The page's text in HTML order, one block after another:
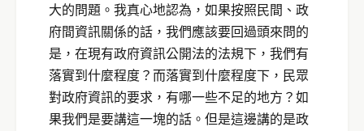
大的問題。我真心地認為，如果按照民間、政
府間資訊關係的話，我們應該要回過頭來問的
是，在現有政府資訊公開法的法規下，我們有
落實到什麼程度？而落實到什麼程度下，民眾
對政府資訊的要求，有哪一些不足的地方？如
果我們是要講這一塊的話。但是這邊講的是政